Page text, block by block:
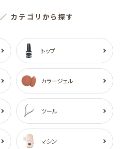
／ カテゴリから探す
トップ
カラージェル
ツール
マシン